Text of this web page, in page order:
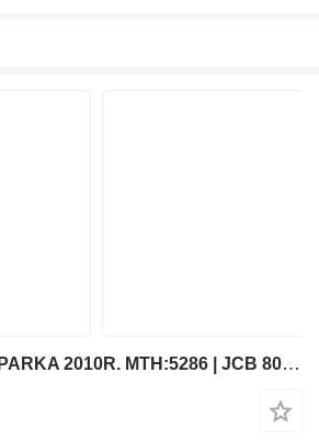
JCB 8085 MINI-KOPARKA 2010R. MTH:5286 | JCB 8080, 8065, 85, KOMATSU